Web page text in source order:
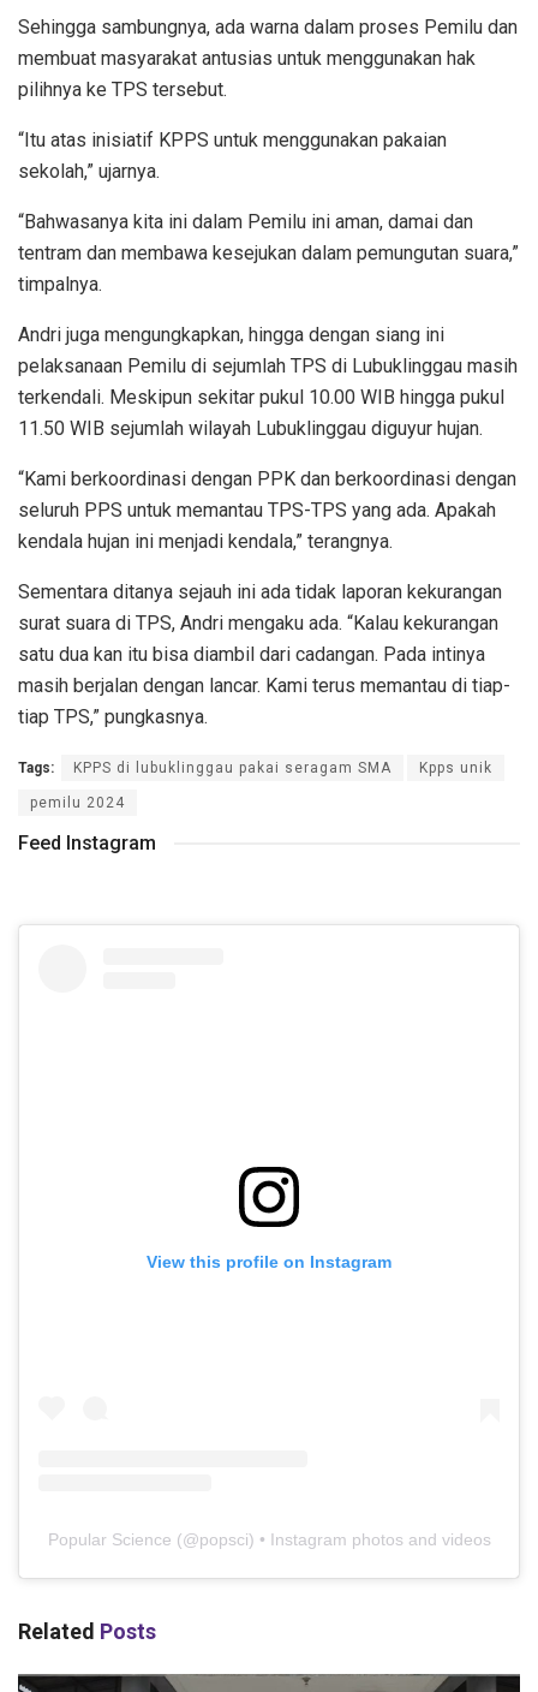
Sehingga sambungnya, ada warna dalam proses Pemilu dan
membuat masyarakat antusias untuk menggunakan hak
pilihnya ke TPS tersebut.
“Itu atas inisiatif KPPS untuk menggunakan pakaian
sekolah,” ujarnya.
“Bahwasanya kita ini dalam Pemilu ini aman, damai dan
tentram dan membawa kesejukan dalam pemungutan suara,”
timpalnya.
Andri juga mengungkapkan, hingga dengan siang ini
pelaksanaan Pemilu di sejumlah TPS di Lubuklinggau masih
terkendali. Meskipun sekitar pukul 10.00 WIB hingga pukul
11.50 WIB sejumlah wilayah Lubuklinggau diguyur hujan.
“Kami berkoordinasi dengan PPK dan berkoordinasi dengan
seluruh PPS untuk memantau TPS-TPS yang ada. Apakah
kendala hujan ini menjadi kendala,” terangnya.
Sementara ditanya sejauh ini ada tidak laporan kekurangan
surat suara di TPS, Andri mengaku ada. “Kalau kekurangan
satu dua kan itu bisa diambil dari cadangan. Pada intinya
masih berjalan dengan lancar. Kami terus memantau di tiap-
tiap TPS,” pungkasnya.
Tags: KPPS di lubuklinggau pakai seragam SMA Kpps unik
pemilu 2024
Feed Instagram
View this profile on Instagram
Popular Science (@popsci) • Instagram photos and videos
Related Posts